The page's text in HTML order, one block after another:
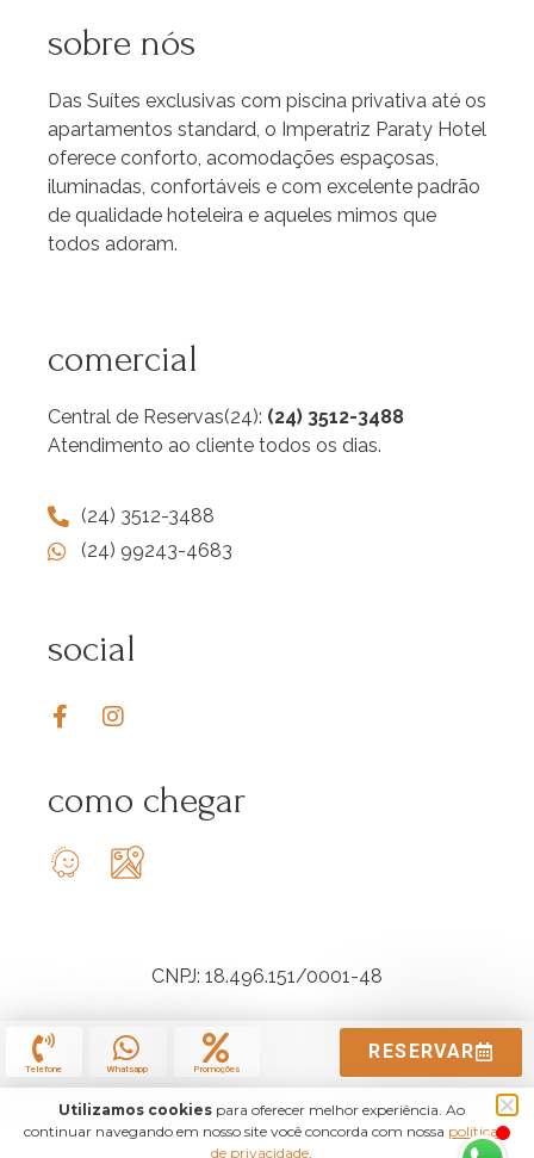
sobre nós
Das Suítes exclusivas com piscina privativa até os
apartamentos standard, o Imperatriz Paraty Hotel
oferece conforto, acomodações espaçosas,
iluminadas, confortáveis e com excelente padrão
de qualidade hoteleira e aqueles mimos que
todos adoram.
comercial
Central de Reservas(24): (24) 3512-3488
Atendimento ao cliente todos os dias.
(24) 3512-3488
(24) 99243-4683
social
como chegar
CNPJ: 18.496.151/0001-48
Telefone Whatsapp Promoções
RESERVAR
Utilizamos cookiespara oferecer melhor experiência. Ao
continuar navegando em nosso site você concorda com nossa política
de privacidade.